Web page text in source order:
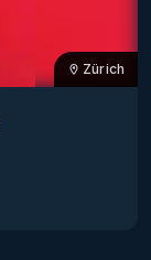
Zürich